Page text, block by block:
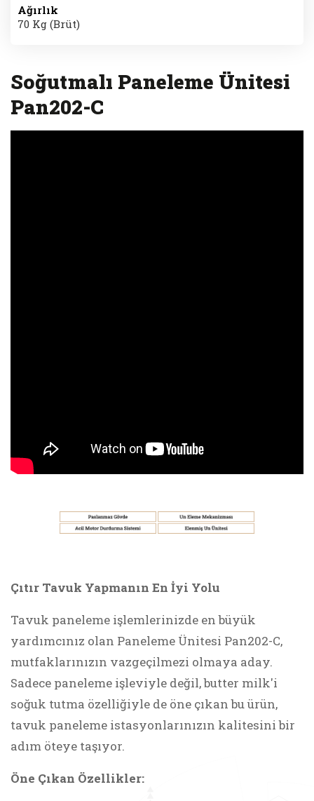
Ağırlık
70 Kg (Brüt)
Soğutmalı Paneleme Ünitesi
Pan202-C
Çıtır Tavuk Yapmanın En İyi Yolu
Tavuk paneleme işlemlerinizde en büyük
yardımcınız olan Paneleme Ünitesi Pan202-C,
mutfaklarınızın vazgeçilmezi olmaya aday.
Sadece paneleme işleviyle değil, butter milk'i
soğuk tutma özelliğiyle de öne çıkan bu ürün,
tavuk paneleme istasyonlarınızın kalitesini bir
adım öteye taşıyor.
Öne Çıkan Özellikler: